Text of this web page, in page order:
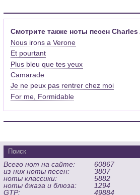
Смотрите также ноты песен
Nous irons a Verone
Et pourtant
Plus bleu que tes yeux
Camarade
Je ne peux pas rentrer chez moi
For me, Formidable
Всего нот на сайте:
60867
из них ноты песен:
3807
ноты классики:
5882
ноты джаза и блюза:
1294
GTP:
49884